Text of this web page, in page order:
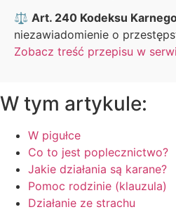
⚖️ Art. 240 Kodeksu
niezawiadomienie o
Zobacz treść przepisu w
W tym artykule:
W pigułce
Co to jest poplecznictwo?
Jakie działania są karane?
Pomoc rodzinie (klauzula)
Działanie ze strachu